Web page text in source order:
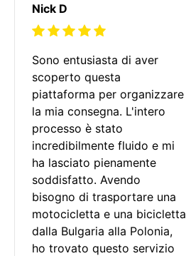
Nick D
Sono entusiasta di aver
scoperto questa
piattaforma per organizzare
la mia consegna. L'intero
processo è stato
incredibilmente fluido e mi
ha lasciato pienamente
soddisfatto. Avendo
bisogno di trasportare una
motocicletta e una bicicletta
dalla Bulgaria alla Polonia,
ho trovato questo servizio